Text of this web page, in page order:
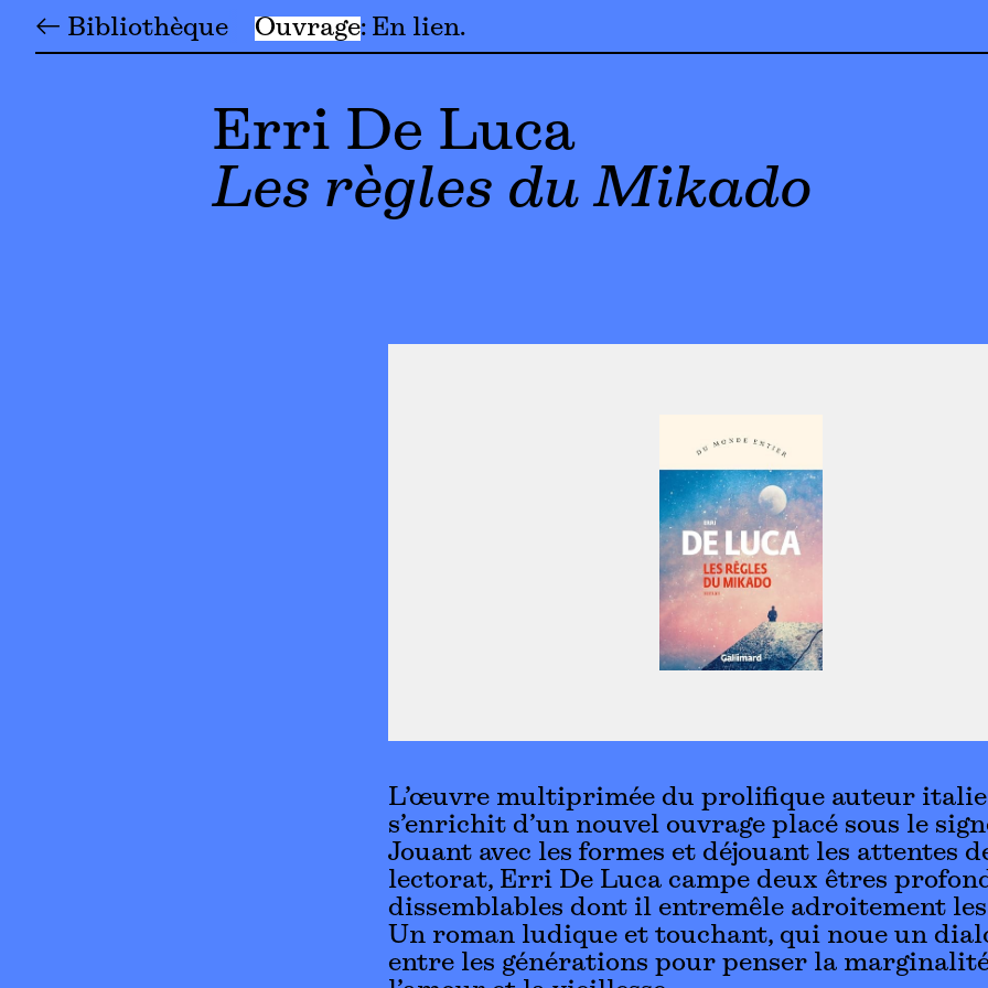
← Bibliothèque Ouvrage En lien
Erri De Luca
Les règles du Mikado
L’œuvre multiprimée du prolifique auteur
s’enrichit d’un nouvel ouvrage placé sous le
Jouant avec les formes et déjouant les attentes
lectorat, Erri De Luca campe deux êtres
dissemblables dont il entremêle adroitement
Un roman ludique et touchant, qui noue un
entre les générations pour penser la